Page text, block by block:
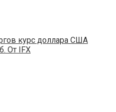
курс доллара США
От IFX